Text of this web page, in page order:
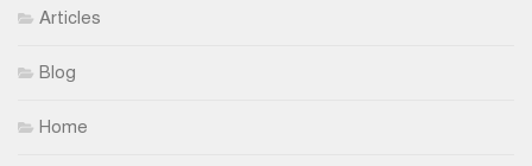
Articles
Blog
Home